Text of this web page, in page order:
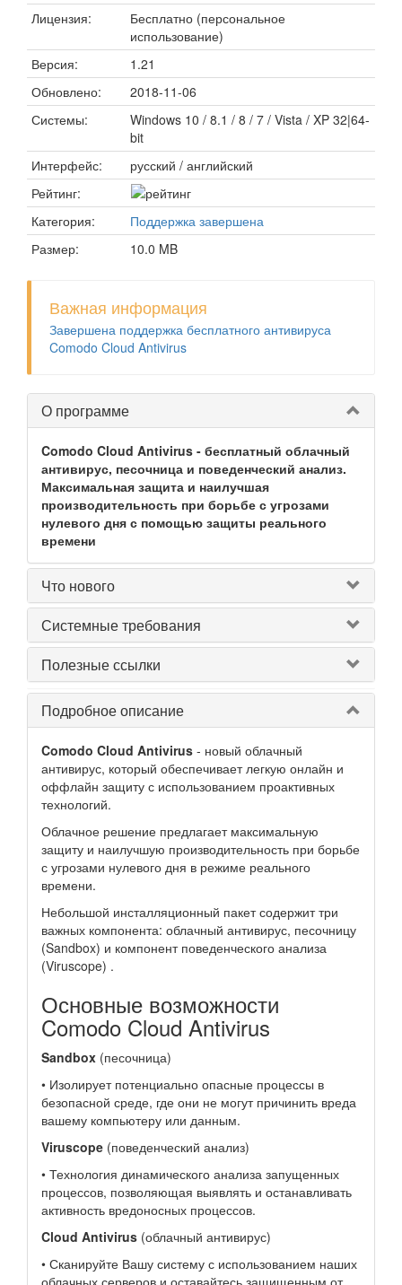
Лицензия:
Бесплатно (персональное
использование)
Версия:
1.21
Обновлено:
2018-11-06
Системы:
Windows 10 / 8.1 / 8 / 7 / Vista / XP 32|64-
bit
Интерфейс:
русский / английский
Рейтинг:
Категория:
Поддержка завершена
Размер:
10.0 MB
Важная информация
Завершена поддержка бесплатного антивируса
Comodo Cloud Antivirus
О программе
Comodo Cloud Antivirus - бесплатный облачный
антивирус, песочница и поведенческий анализ.
Максимальная защита и наилучшая
производительность при борьбе с угрозами
нулевого дня с помощью защиты реального
времени
Что нового
Системные требования
Полезные ссылки
Подробное описание
Comodo Cloud Antivirus - новый облачный
антивирус, который обеспечивает легкую онлайн и
оффлайн защиту с использованием проактивных
технологий.
Облачное решение предлагает максимальную
защиту и наилучшую производительность при борьбе
с угрозами нулевого дня в режиме реального
времени.
Небольшой инсталляционный пакет содержит три
важных компонента: облачный антивирус, песочницу
(Sandbox) и компонент поведенческого анализа
(Viruscope) .
Основные возможности
Comodo Cloud Antivirus
Sandbox (песочница)
• Изолирует потенциально опасные процессы в
безопасной среде, где они не могут причинить вреда
вашему компьютеру или данным.
Viruscope (поведенческий анализ)
• Технология динамического анализа запущенных
процессов, позволяющая выявлять и останавливать
активность вредоносных процессов.
Cloud Antivirus (облачный антивирус)
• Сканируйте Вашу систему с использованием наших
облачных серверов и оставайтесь защищенным от